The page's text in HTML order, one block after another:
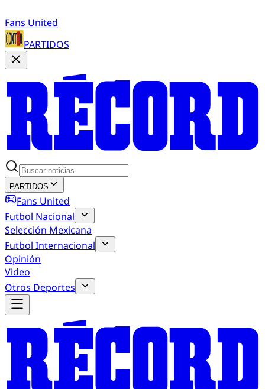
Fans United
PARTIDOS
PARTIDOS
Fans United
Futbol Nacional
Selección Mexicana
Futbol Internacional
Opinión
Video
Otros Deportes